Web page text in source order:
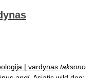
| vardynas taksono